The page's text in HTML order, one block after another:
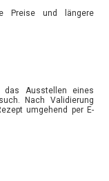
Preise und längere
das Ausstellen eines
Nach Validierung
umgehend per E-